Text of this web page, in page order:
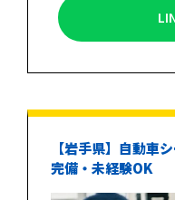
【岩手県】自動車
完備・未経験OK